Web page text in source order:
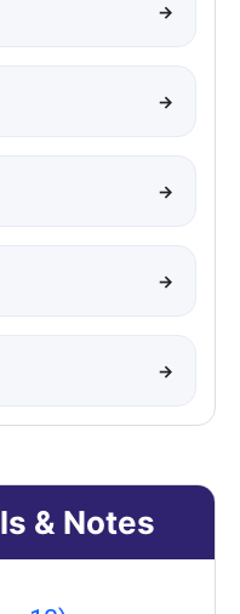
→
→
→
→
→
& Notes